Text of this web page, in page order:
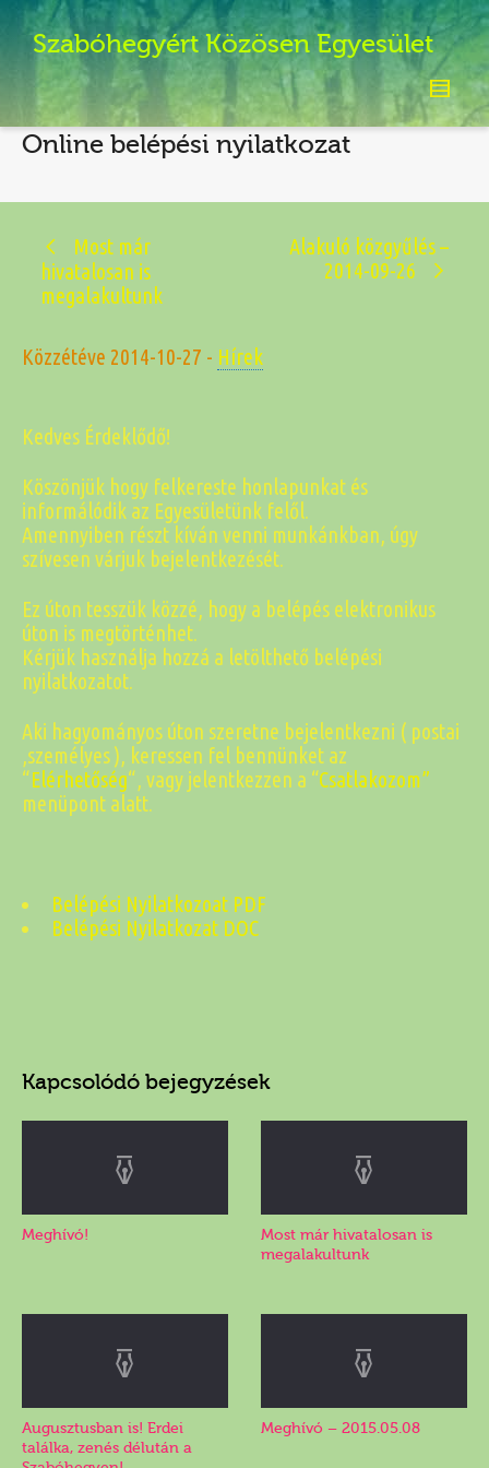
Szabóhegyért Közösen Egyesület
Online belépési nyilatkozat
Most már
hivatalosan is
megalakultunk
Alakuló közgyűlés –
2014-09-26
Közzétéve 2014-10-27 - Hírek
Kedves Érdeklődő!
Köszönjük hogy felkereste honlapunkat és
informálódik az Egyesületünk felől.
Amennyiben részt kíván venni munkánkban, úgy
szívesen várjuk bejelentkezését.
Ez úton tesszük közzé, hogy a belépés elektronikus
úton is megtörténhet.
Kérjük használja hozzá a letölthető belépési
nyilatkozatot.
Aki hagyományos úton szeretne bejelentkezni ( postai
,személyes ), keressen fel bennünket az
“Elérhetőség“, vagy jelentkezzen a “Csatlakozom”
menüpont alatt.
Belépési Nyilatkozoat PDF
Belépési Nyilatkozat DOC
Kapcsolódó bejegyzések
Meghívó!
Most már hivatalosan is
megalakultunk
Augusztusban is! Erdei
találka, zenés délután a
Meghívó – 2015.05.08